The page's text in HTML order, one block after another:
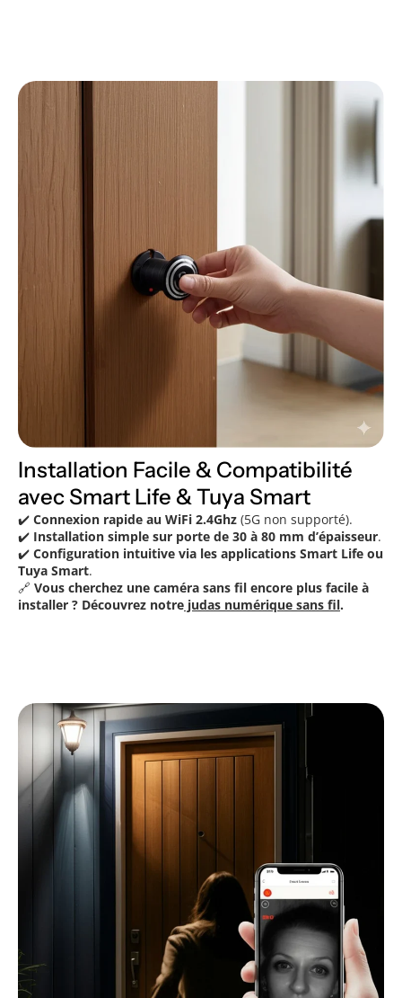
Installation Facile & Compatibilité
avec Smart Life & Tuya Smart
✔️ Connexion rapide au WiFi 2.4Ghz (5G non supporté).
✔️ Installation simple sur porte de 30 à 80 mm d’épaisseur.
✔️ Configuration intuitive via les applications Smart Life ou
Tuya Smart.
🔗 Vous cherchez une caméra sans fil encore plus facile à
installer ? Découvrez notre judas numérique sans fil.